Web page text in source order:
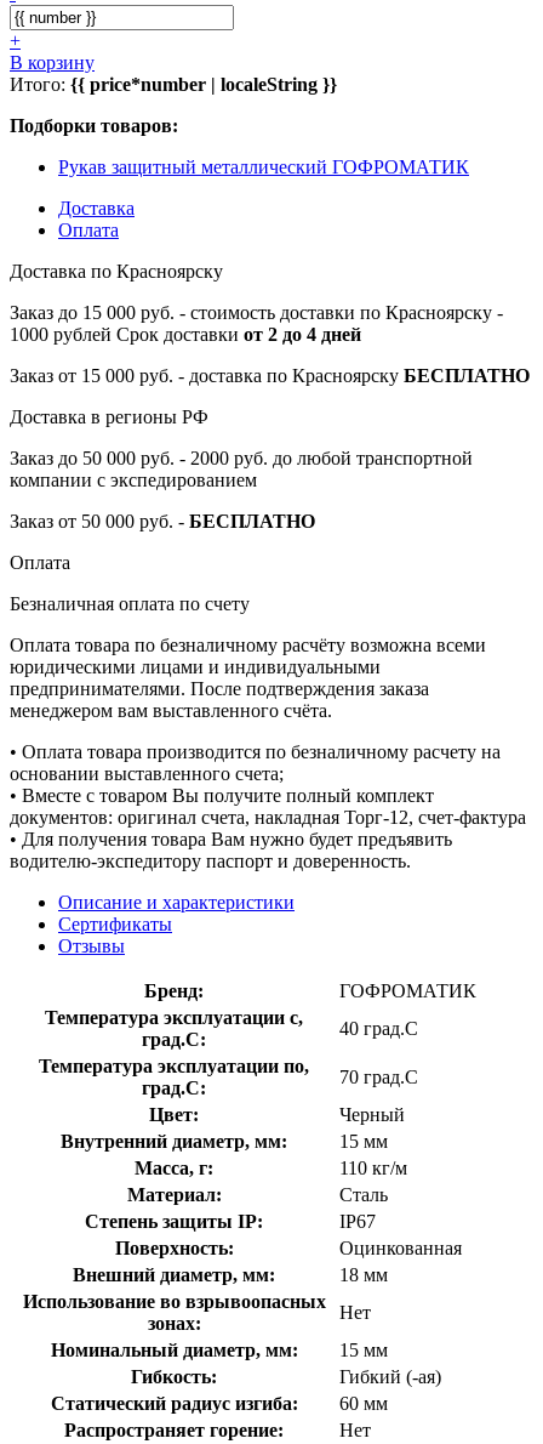
+
В корзину
Итого: {{ price*number | localeString }}
Подборки товаров:
Рукав защитный металлический ГОФРОМАТИК
Доставка
Оплата
Доставка по Красноярску
Заказ до 15 000 руб. - стоимость доставки по Красноярску -
1000 рублей Срок доставки от 2 до 4 дней
Заказ от 15 000 руб. - доставка по Красноярску БЕСПЛАТНО
Доставка в регионы РФ
Заказ до 50 000 руб. - 2000 руб. до любой транспортной
компании с экспедированием
Заказ от 50 000 руб. - БЕСПЛАТНО
Оплата
Безналичная оплата по счету
Оплата товара по безналичному расчёту возможна всеми
юридическими лицами и индивидуальными
предпринимателями. После подтверждения заказа
менеджером вам выставленного счёта.
• Оплата товара производится по безналичному расчету на
основании выставленного счета;
• Вместе с товаром Вы получите полный комплект
документов: оригинал счета, накладная Торг-12, счет-фактура
• Для получения товара Вам нужно будет предъявить
водителю-экспедитору паспорт и доверенность.
Описание и характеристики
Сертификаты
Отзывы
Бренд:
ГОФРОМАТИК
Температура эксплуатации с,
град.C:
40 град.C
Температура эксплуатации по,
град.C:
70 град.C
Цвет:
Черный
Внутренний диаметр, мм:
15 мм
Масса, г:
110 кг/м
Материал:
Сталь
Степень защиты IP:
IP67
Поверхность:
Оцинкованная
Внешний диаметр, мм:
18 мм
Использование во взрывоопасных
зонах:
Нет
Номинальный диаметр, мм:
15 мм
Гибкость:
Гибкий (-ая)
Статический радиус изгиба:
60 мм
Распространяет горение:
Нет